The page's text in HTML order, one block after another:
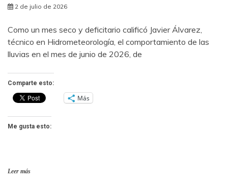
2 de julio de 2026
Como un mes seco y deficitario calificó Javier Álvarez,
técnico en Hidrometeorología, el comportamiento de las
lluvias en el mes de junio de 2026, de
Comparte esto:
Más
Me gusta esto:
Leer más